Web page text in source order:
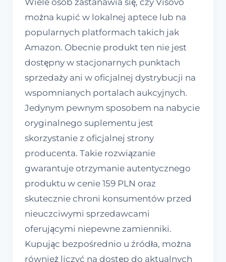
Wiele osób zastanawia się, czy Visovo
można kupić w lokalnej aptece lub na
popularnych platformach takich jak
Amazon. Obecnie produkt ten nie jest
dostępny w stacjonarnych punktach
sprzedaży ani w oficjalnej dystrybucji na
wspomnianych portalach aukcyjnych.
Jedynym pewnym sposobem na nabycie
oryginalnego suplementu jest
skorzystanie z oficjalnej strony
producenta. Takie rozwiązanie
gwarantuje otrzymanie autentycznego
produktu w cenie 159 PLN oraz
skutecznie chroni konsumentów przed
nieuczciwymi sprzedawcami
oferującymi niepewne zamienniki.
Kupując bezpośrednio u źródła, można
również liczyć na dostęp do aktualnych